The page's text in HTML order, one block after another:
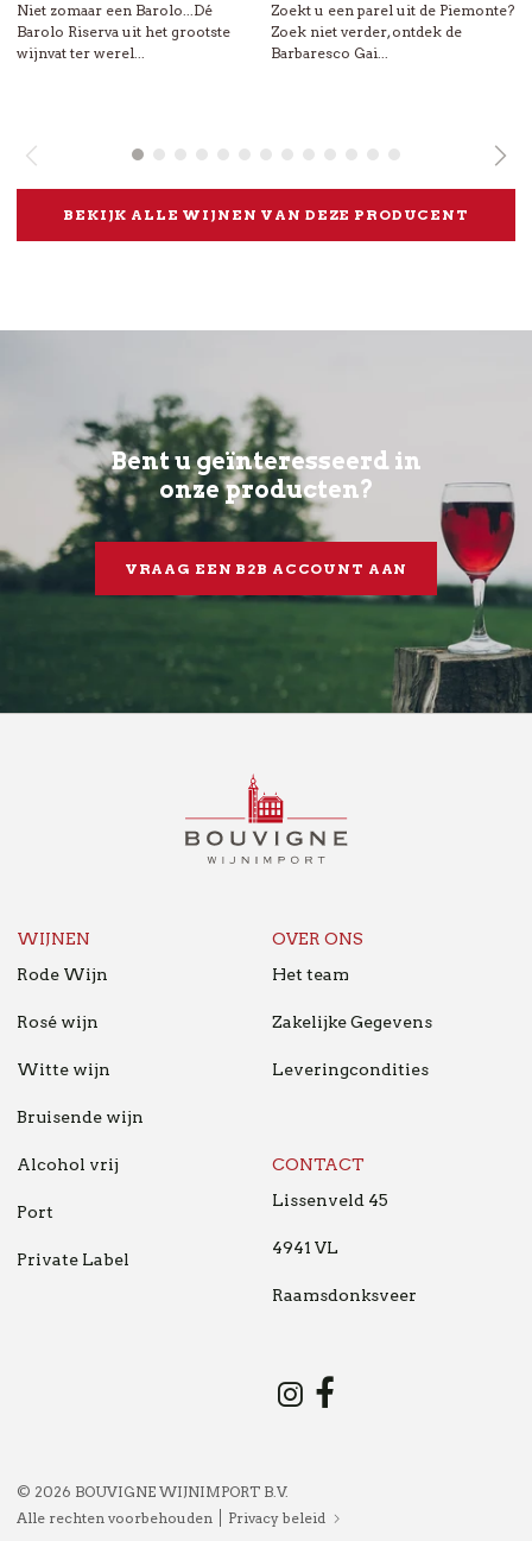
Niet zomaar een Barolo...Dé
Barolo Riserva uit het grootste
wijnvat ter werel...
Zoekt u een parel uit de Piemonte?
Zoek niet verder, ontdek de
Barbaresco Gai...
BEKIJK ALLE WIJNEN VAN DEZE PRODUCENT
Bent u geïnteresseerd in
onze producten?
VRAAG EEN B2B ACCOUNT AAN
WIJNEN
Rode Wijn
Rosé wijn
Witte wijn
Bruisende wijn
Alcohol vrij
Port
Private Label
OVER ONS
Het team
Zakelijke Gegevens
Leveringcondities
CONTACT
Lissenveld 45
4941 VL
Raamsdonksveer
Instagram
© 2026 BOUVIGNE WIJNIMPORT B.V.
Alle rechten voorbehouden
Privacy beleid